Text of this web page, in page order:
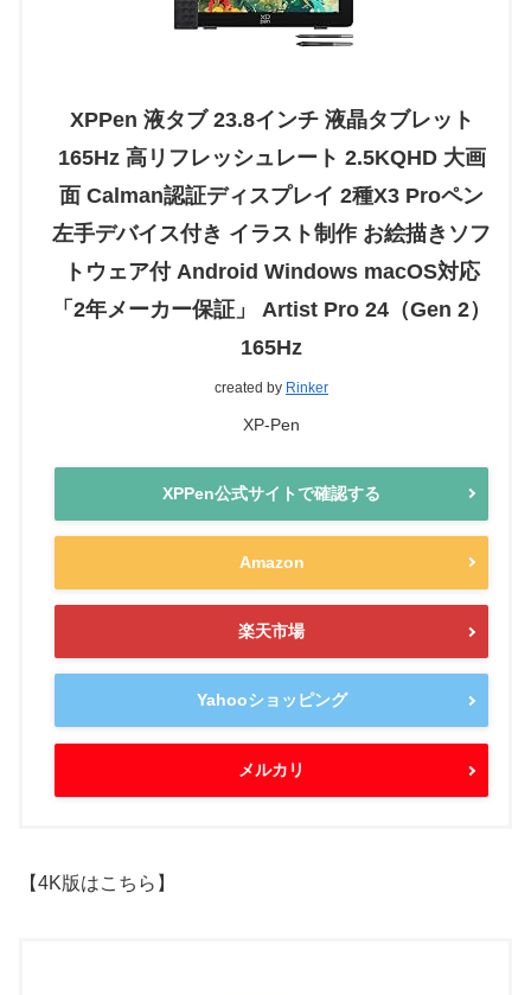
XPPen 液タブ 23.8インチ 液晶タブレット
165Hz 高リフレッシュレート 2.5KQHD 大画
面 Calman認証ディスプレイ 2種X3 Proペン
左手デバイス付き イラスト制作 お絵描きソフ
トウェア付 Android Windows macOS対応
「2年メーカー保証」 Artist Pro 24（Gen 2）
165Hz
created by Rinker
XP-Pen
XPPen公式サイトで確認する
Amazon
楽天市場
Yahooショッピング
メルカリ
【4K版はこちら】